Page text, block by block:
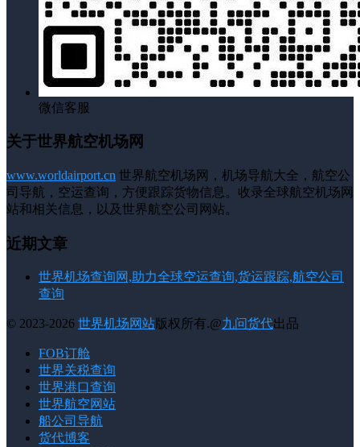
微信客服
关于世界航空机场网
www.worldairport.cn 世界航空机场网，机场导航大全，航空公
司导航，空运查询，方便跟踪货物信息。收录全球航空机场网
站和相关信息，以及世界航空公司网站。
近期文章
世界机场查询网,助力全球空运查询,货运跟踪,航空公司
查询
© 2023-2026 世界机场网站版权所有.@九问货代出品
FOB订舱
世界关税查询
世界港口查询
世界航空网站
船公司导航
货代博客